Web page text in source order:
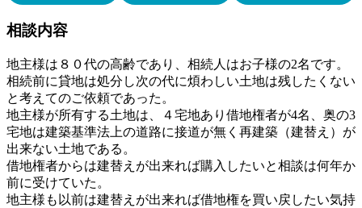
相談内容
地主様は８０代の高齢であり、相続人はお子様の2名です。
相続前に貸地は処分し次の代に煩わしい土地は残したくない
と考えてのご依頼であった。
地主様が所有する土地は、４宅地あり借地権者が4名、奥の3
宅地は建築基準法上の道路に接道が無く再建築（建替え）が
出来ない土地である。
借地権者からは建替えが出来れば購入したいと相談は何年か
前に受けていた。
地主様も以前は建替えが出来れば借地権を買い戻したい気持